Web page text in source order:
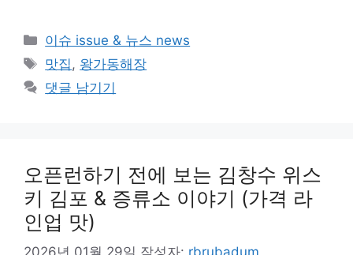
카
테
고
리
이슈 issue & 뉴스 news
태
그
맛집 , 왕가동해장
댓글 남기기
오픈런하기 전에 보는 김창수 위스
키 김포 & 증류소 이야기 (가격 라
인업 맛)
2026년 01월 29일 작성자: rbrubadum